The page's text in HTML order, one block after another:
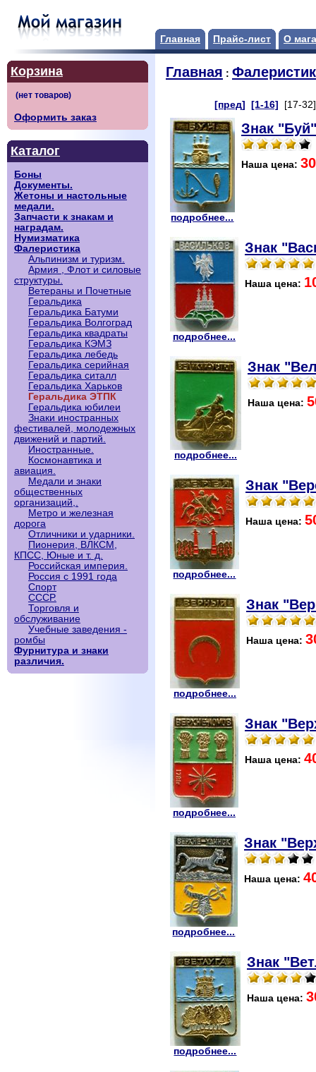
Главная Прайс-лист О
Корзина
Оформить заказ
Каталог
Боны
Документы.
Жетоны и настольные
медали.
Запчасти к знакам и
наградам.
Нумизматика
Фалеристика
Альпинизм и туризм.
Армия , Флот и силовые
структуры.
Ветераны и Почетные
Геральдика
Геральдика Батуми
Геральдика Волгоград
Геральдика квадраты
Геральдика КЭМЗ
Геральдика лебедь
Геральдика серийная
Геральдика ситалл
Геральдика Харьков
Геральдика ЭТПК
Геральдика юбилеи
Знаки иностранных
фестивалей, молодежных
движений и партий.
Иностранные.
Космонавтика и
авиация.
Медали и знаки
общественных
организаций,.
Метро и железная
дорога
Отличники и ударники.
Пионерия, ВЛКСМ,
КПСС, Юные и т. д.
Российская империя.
Россия с 1991 года
Спорт
СССР.
Торговля и
обслуживание
Учебные заведения -
ромбы
Фурнитура и знаки
различия.
Главная :
[пред] [1-16] [17-
подробнее...
Знак
Наша цена:
подробнее...
Знак
Наша цена:
подробнее...
Знак
Наша цена:
подробнее...
Знак
Наша цена:
подробнее...
Знак
Наша цена:
подробнее...
Знак
Наша цена:
подробнее...
Знак
Наша цена:
подробнее...
Знак
Наша цена: